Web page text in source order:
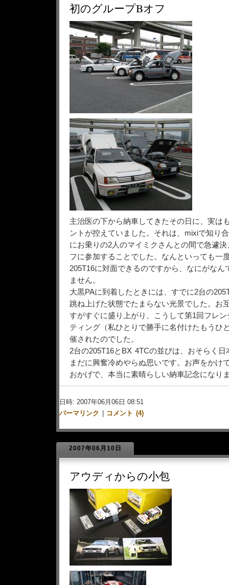
初のグループBオフ
主治医の下から納車してきたその日に、実は
ントが控えていました。それは、mixiで知り
にお乗りの2人のマイミクさんとの間で急遽
フに参加することでした。なんといっても一
205T16に対面できるのですから、なにがなん
ません。
大黒PAに到着したときには、すでに2台の
跳ね上げた状態でたまらない光景でした。お
すがすぐに盛り上がり、こうして第1回フレ
ティング（私ひとりで勝手に名付けたもうひ
催されたのでした。
2台の205T16とBX 4TCの並びは、おそらく
まだに興奮冷めやらぬ思いです。お声をかけ
おかげで、本当に素晴らしい納車記念になり
日時: 2007年06月06日 08:51
パーマリンク
コメント (4)
2007年06月10日
アウディからの小包